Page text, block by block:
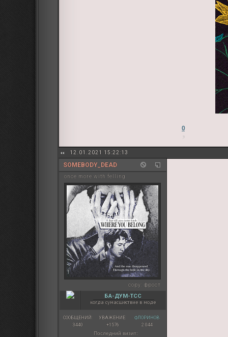
0
12.01.2021 15:22:13
SOMEBODY_DEAD
once more with felling
copy: фрост
БА-ДУМ-ТСС
когда сумасшествие в моде
СООБЩЕНИЙ:
3440
УВАЖЕНИЕ:
+1576
ФЛОРИНОВ:
2 044
Последний визит: